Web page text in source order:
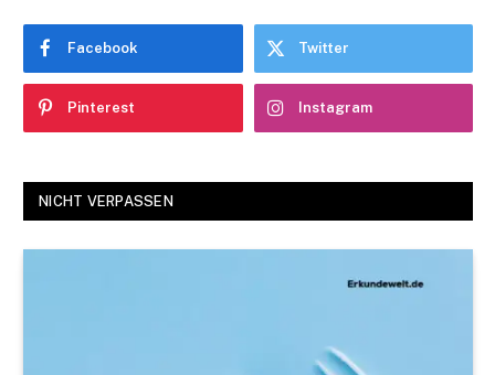
Facebook Twitter
Pinterest Instagram
NICHT VERPASSEN